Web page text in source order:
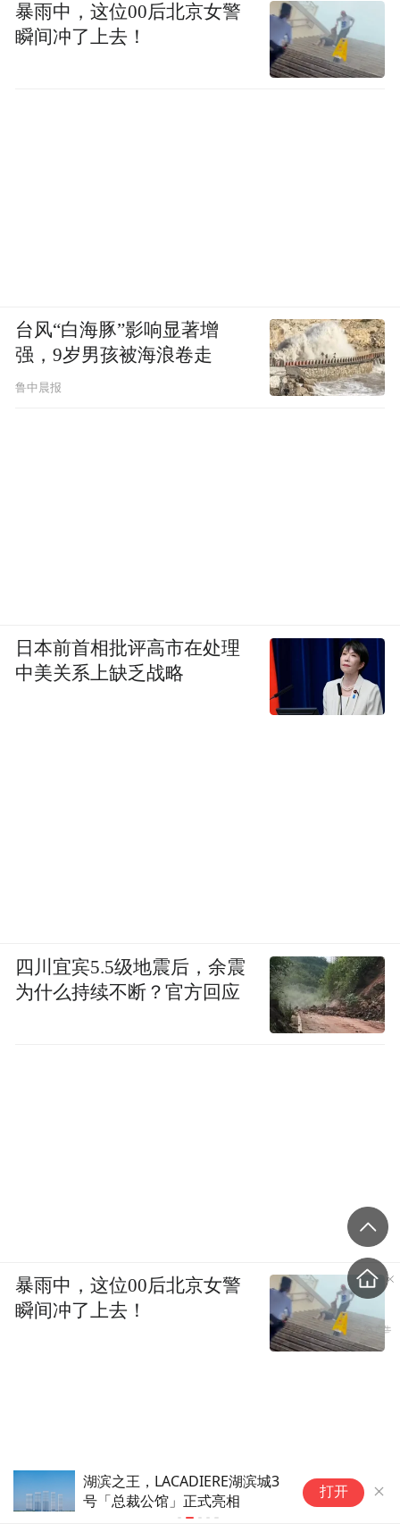
湖滨之王，LACADIERE湖滨城3
号「总裁公馆」正式亮相
打开
暴雨中，这位00后北京女警
瞬间冲了上去！
台风“白海豚”影响显著增
强，9岁男孩被海浪卷走
鲁中晨报
日本前首相批评高市在处理
中美关系上缺乏战略
四川宜宾5.5级地震后，余震
为什么持续不断？官方回应
暴雨中，这位00后北京女警
瞬间冲了上去！